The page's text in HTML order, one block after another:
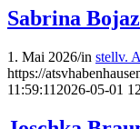
Sabrina
1. Mai 2026/in stellv.
https://
11:59:11 2026-05-01